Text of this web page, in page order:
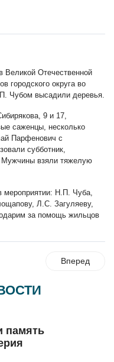
Великой Отечественной
городского округа во
Чубом высадили деревья.
9 и 17,
саженцы, несколько
Парфенович с
субботник,
Мужчины взяли тяжелую
мероприятии: Н.П. Чуба,
Л.С. Загуляеву,
за помощь жильцов
Вперед
память